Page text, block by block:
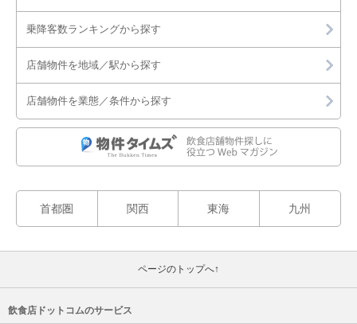
平塚市
鎌倉市
藤沢市
茅ヶ崎市
逗子市
厚木市
乗降客数ランキングから探す
店舗物件を地域／駅から探す
店舗物件を業態／条件から探す
首都圏 関西 東海 九州
ページのトップへ↑
飲食店ドットコムのサービス